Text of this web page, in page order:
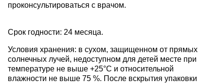
проконсультироваться с врачом.
Срок годности: 24 месяца.
Условия хранения: в сухом, защищенном от прямых
солнечных лучей, недоступном для детей месте при
температуре не выше +25°С и относительной
влажности не выше 75 %. После вскрытия упаковки